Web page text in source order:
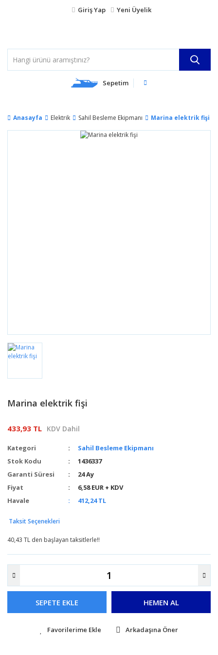
Giriş Yap Yeni Üyelik
Sepetim
Anasayfa Elektrik Sahil Besleme Ekipmanı Marina elektrik fişi
Marina elektrik fişi
433,93 TL KDV Dahil
Kategori
Sahil Besleme Ekipmanı
Stok Kodu
1436337
Garanti Süresi
24 Ay
Fiyat
6,58 EUR + KDV
Havale
412,24 TL
Taksit Seçenekleri
40,43 TL den başlayan taksitlerle!!
SEPETE EKLE HEMEN AL
Arkadaşına Öner